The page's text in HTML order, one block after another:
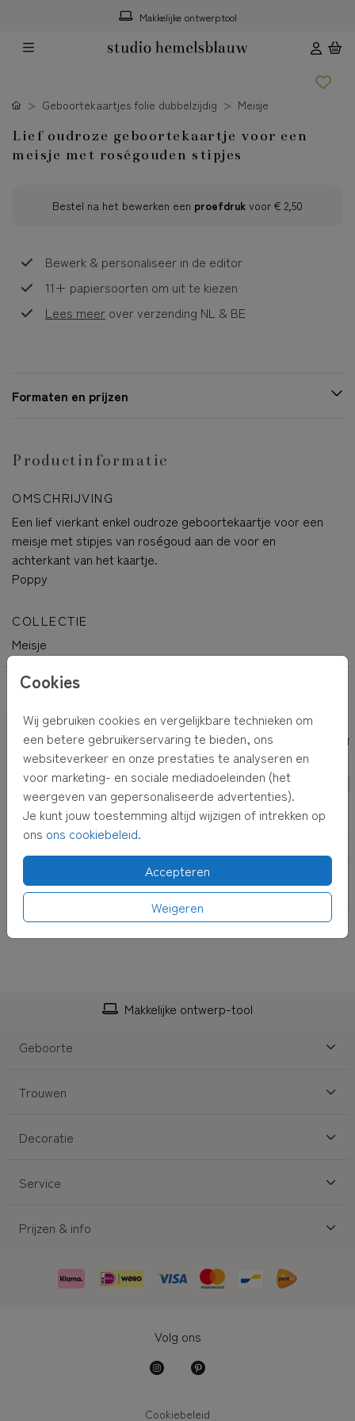
Makkelijke ontwerptool
Cookies
Wij gebruiken cookies en vergelijkbare technieken om
een betere gebruikerservaring te bieden, ons
websiteverkeer en onze prestaties te analyseren en
voor marketing- en sociale mediadoeleinden (het
weergeven van gepersonaliseerde advertenties).
Je kunt jouw toestemming altijd wijzigen of intrekken op
ons ons cookiebeleid.
Accepteren
Weigeren
Geboortekaartjes folie dubbelzijdig Meisje
Lief oudroze geboortekaartje voor een
meisje met roségouden stipjes
Bestel na het bewerken een proefdruk voor € 2,50
Bewerk & personaliseer in de editor
11+ papiersoorten om uit te kiezen
Lees meer over verzending NL & BE
Formaten en prijzen
Productinformatie
OMSCHRIJVING
Een lief vierkant enkel oudroze geboortekaartje voor een
meisje met stipjes van roségoud aan de voor en
achterkant van het kaartje.
Poppy
COLLECTIE
Meisje
OOK LEUK VOOR JOU
Makkelijke ontwerp-tool
Geboorte
Trouwen
Decoratie
Service
Prijzen & info
Volg ons
Cookiebeleid